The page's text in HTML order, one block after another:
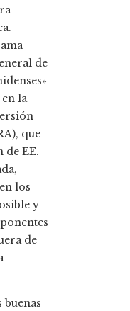
de
la
que
de EE.
los
y
de
buenas